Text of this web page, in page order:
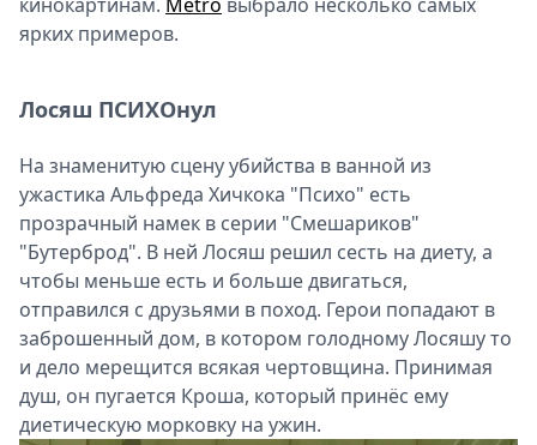
ярких примеров.
Лосяш ПСИХОнул
На знаменитую сцену убийства в ванной из
ужастика Альфреда Хичкока "Психо" есть
прозрачный намек в серии "Смешариков"
"Бутерброд". В ней Лосяш решил сесть на диету, а
чтобы меньше есть и больше двигаться,
отправился с друзьями в поход. Герои попадают в
заброшенный дом, в котором голодному Лосяшу то
и дело мерещится всякая чертовщина. Принимая
душ, он пугается Кроша, который принёс ему
диетическую морковку на ужин.